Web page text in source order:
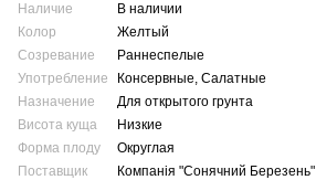
Наличие
В наличии
Колор
Желтый
Созревание
Раннеспелые
Употребление
Консервные, Салатные
Назначение
Для открытого грунта
Висота куща
Низкие
Форма плоду
Округлая
Поставщик
Компанія "Сонячний Березень"